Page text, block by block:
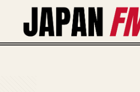
contenu